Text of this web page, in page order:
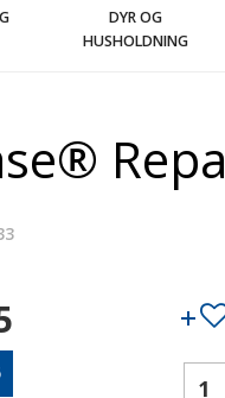
DYR OG
HUSHOLDNING